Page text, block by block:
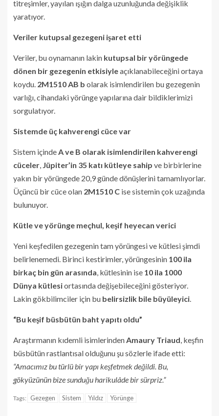
titreşimler, yayılan ışığın dalga uzunluğunda değişiklik
yaratıyor.
Veriler kutupsal gezegeni işaret etti
Veriler, bu oynamanın lakin kutupsal bir yörüngede
dönen bir gezegenin etkisiyleaçıklanabileceğini ortaya
koydu. 2M1510 AB b olarak isimlendirilen bu gezegenin
varlığı, cihandaki yörünge yapılarına dair bildiklerimizi
sorgulatıyor.
Sistemde üç kahverengi cüce var
Sistem içindeA ve B olarak isimlendirilen kahverengi
cüceler, Jüpiter’in 35 katı kütleye sahip ve birbirlerine
yakın bir yörüngede 20,9 günde dönüşlerini tamamlıyorlar.
Üçüncü bir cüce olan 2M1510 C ise sistemin çok uzağında
bulunuyor.
Kütle ve yörünge meçhul, keşif heyecan verici
Yeni keşfedilen gezegenin tam yörüngesi ve kütlesi şimdi
belirlenemedi. Birinci kestirimler, yörüngesinin 100 ila
birkaç bin gün arasında, kütlesinin ise 10 ila 1000
Dünya kütlesiortasında değişebileceğini gösteriyor.
Lakin gökbilimciler için bu belirsizlik bile büyüleyici.
“Bu keşif büsbütün baht yapıtı oldu”
Araştırmanın kıdemli isimlerindenAmaury Triaud, keşfin
büsbütün rastlantısal olduğunu şu sözlerle ifade etti:
“Amacımız bu türlü bir yapı keşfetmek değildi. Bu,
gökyüzünün bize sunduğu harikulâde bir sürpriz.”
Tags: Gezegen Sistem Yıldız Yörünge